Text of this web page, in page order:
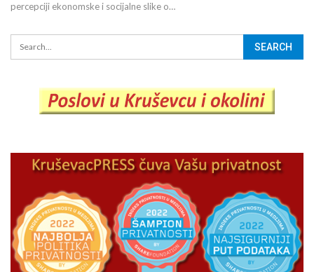
percepciji ekonomske i socijalne slike o…